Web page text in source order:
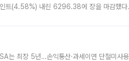
트(4.58%) 내린 6296.38에 장을 마감했다
는 최장 5년…손익통산·과세이연 단절미사